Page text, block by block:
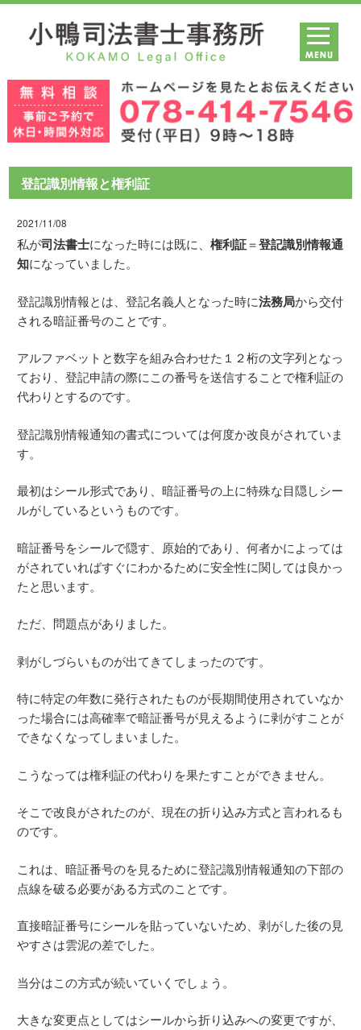
登記識別情報と権利証
2021/11/08
私が司法書士になった時には既に、権利証＝登記識別情報通
知になっていました。
登記識別情報とは、登記名義人となった時に法務局から交付
される暗証番号のことです。
アルファベットと数字を組み合わせた１２桁の文字列となっ
ており、登記申請の際にこの番号を送信することで権利証の
代わりとするのです。
登記識別情報通知の書式については何度か改良がされていま
す。
最初はシール形式であり、暗証番号の上に特殊な目隠しシー
ルがしているというものです。
暗証番号をシールで隠す、原始的であり、何者かによっては
がされていればすぐにわかるために安全性に関しては良かっ
たと思います。
ただ、問題点がありました。
剥がしづらいものが出てきてしまったのです。
特に特定の年数に発行されたものが長期間使用されていなか
った場合には高確率で暗証番号が見えるように剥がすことが
できなくなってしまいました。
こうなっては権利証の代わりを果たすことができません。
そこで改良がされたのが、現在の折り込み方式と言われるも
のです。
これは、暗証番号のを見るために登記識別情報通知の下部の
点線を破る必要がある方式のことです。
直接暗証番号にシールを貼っていないため、剥がした後の見
やすさは雲泥の差でした。
当分はこの方式が続いていくでしょう。
大きな変更点としてはシールから折り込みへの変更ですが、